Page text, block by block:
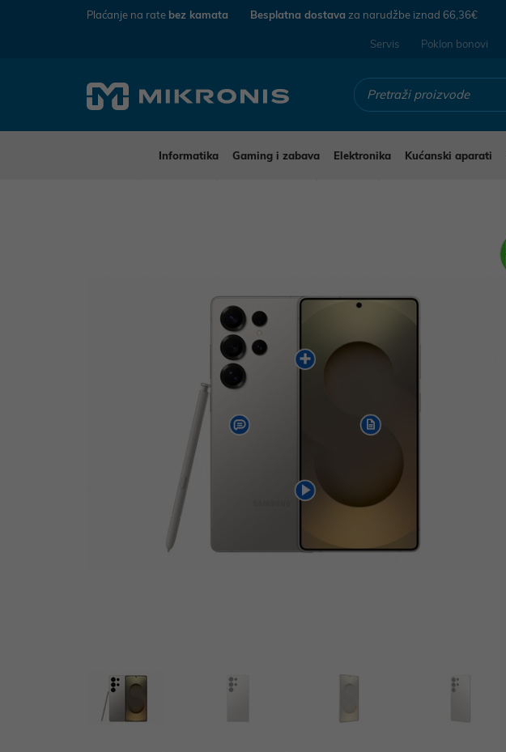
Plaćanje na rate bez kamata Besplatna dostava za narudžbe iznad 66,36€
Servis Poklon bonovi
Informatika Gaming i zabava Elektronika Kućanski aparati